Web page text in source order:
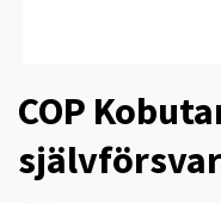
COP
självförsvar